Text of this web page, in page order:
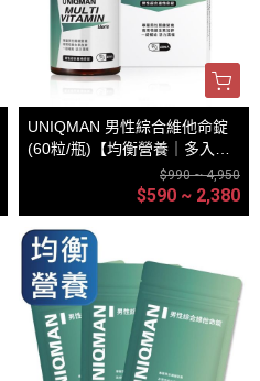
UNIQMAN 男性綜合維他命錠
(60粒/瓶)【均衡營養｜多入更
$990 ~ 4,950
$590 ~ 2,380